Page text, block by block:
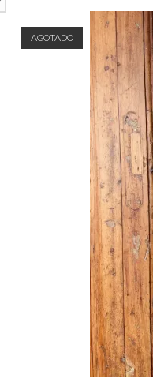
AGOTADO